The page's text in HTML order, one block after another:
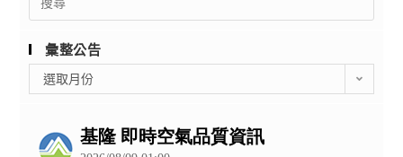
for:
彙整公告
整
選取月份